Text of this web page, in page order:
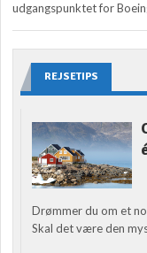
udgangspunktet for
REJSETIPS
Drømmer du om et
Skal det være den